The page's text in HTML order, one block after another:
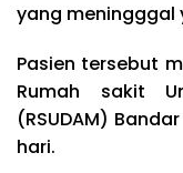
yang meningggal
Pasien tersebut
Rumah sakit
(RSUDAM)
hari.